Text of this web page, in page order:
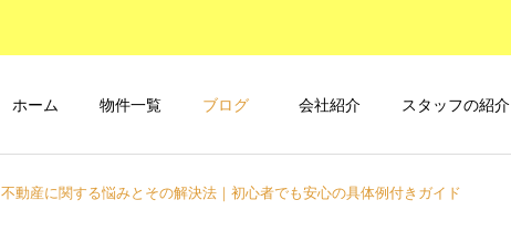
ホーム 物件一覧 ブログ 会社紹介 スタッフの紹介
不動産に関する悩みとその解決法｜初心者でも安心の具体例付きガイド